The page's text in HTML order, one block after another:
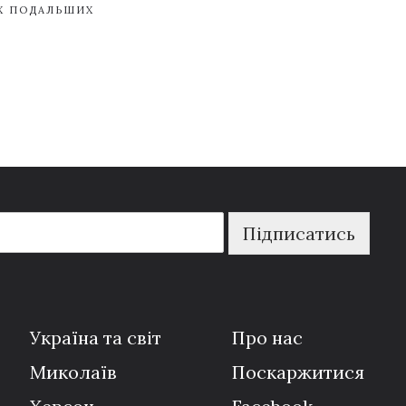
ПОДАЛЬШИХ
Підписатись
Україна та світ
Миколаїв
Про нас
Поскаржитися